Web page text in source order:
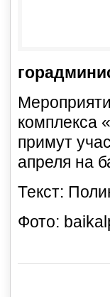
комплекса
примут
апреля на
Текст:
Фото: